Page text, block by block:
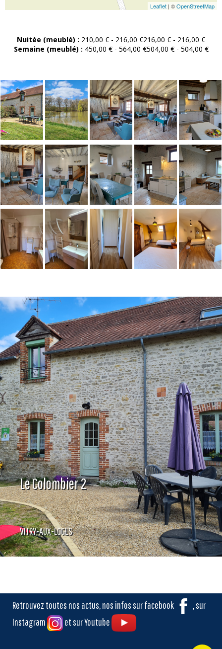
Leaflet | ©OpenStreetMap
Nuitée (meublé) : 210,00 € - 216,00 €216,00 € - 216,00 €
Semaine (meublé) : 450,00 € - 564,00 €504,00 € - 504,00 €
Le Colombier 2
VITRY-AUX-LOGES
Retrouvez toutes nos actus, nos infos sur facebook
, sur
Instagram
et sur Youtube